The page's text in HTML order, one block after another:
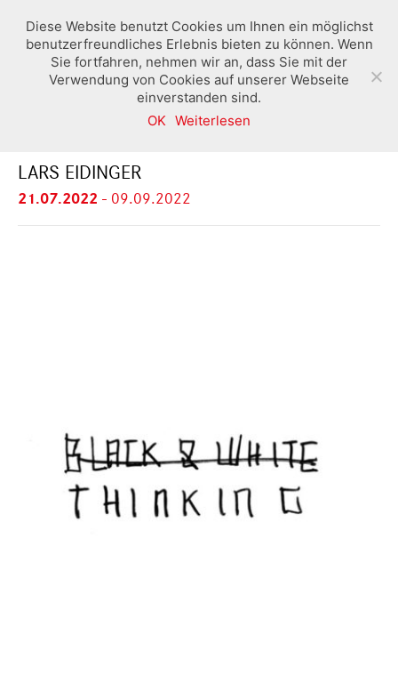
LARS EIDINGER
21.07.2022 - 09.09.2022
Diese Website benutzt Cookies um Ihnen ein möglichst
benutzerfreundliches Erlebnis bieten zu können. Wenn
Sie fortfahren, nehmen wir an, dass Sie mit der
Verwendung von Cookies auf unserer Webseite
einverstanden sind.
OK Weiterlesen